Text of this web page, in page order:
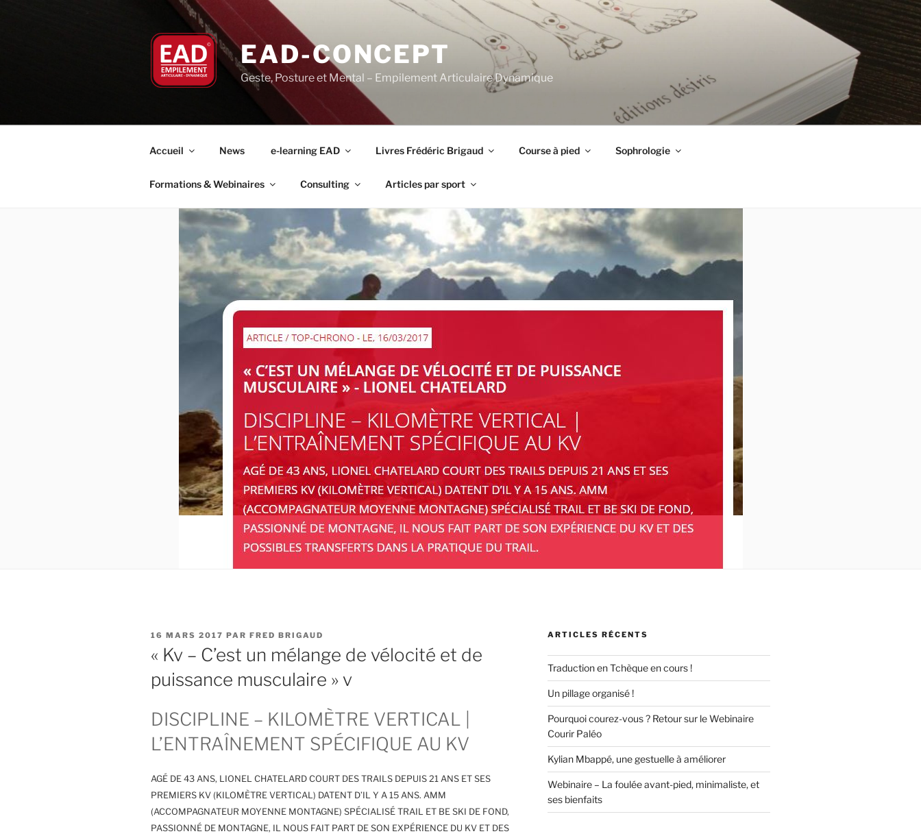
EAD-CONCEPT
Geste, Posture et Mental – Empilement Articulaire Dynamique
Accueil News e-learning EAD Livres Frédéric Brigaud Course à pied Sophrologie
Formations & Webinaires Consulting Articles par sport
PUBLIÉ
16 MARS 2017 PAR FRED BRIGAUD
« Kv – C’est un mélange de vélocité et de
puissance musculaire » v
DISCIPLINE – KILOMÈTRE VERTICAL |
L’ENTRAÎNEMENT SPÉCIFIQUE AU KV
AGÉ DE 43 ANS, LIONEL CHATELARD COURT DES TRAILS DEPUIS 21 ANS ET SES
PREMIERS KV (KILOMÈTRE VERTICAL) DATENT D’IL Y A 15 ANS. AMM
(ACCOMPAGNATEUR MOYENNE MONTAGNE) SPÉCIALISÉ TRAIL ET BE SKI DE FOND,
PASSIONNÉ DE MONTAGNE, IL NOUS FAIT PART DE SON EXPÉRIENCE DU KV ET DES
ARTICLES RÉCENTS
Traduction en Tchèque en cours !
Un pillage organisé !
Pourquoi courez-vous ? Retour sur le Webinaire
Courir Paléo
Kylian Mbappé, une gestuelle à améliorer
Webinaire – La foulée avant-pied, minimaliste, et
ses bienfaits